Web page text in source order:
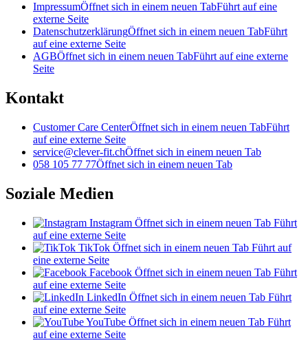
ImpressumÖffnet sich in einem neuen TabFührt auf eine
externe Seite
DatenschutzerklärungÖffnet sich in einem neuen TabFührt
auf eine externe Seite
AGBÖffnet sich in einem neuen TabFührt auf eine externe
Seite
Kontakt
Customer Care CenterÖffnet sich in einem neuen TabFührt
auf eine externe Seite
service@clever-fit.chÖffnet sich in einem neuen Tab
058 105 77 77Öffnet sich in einem neuen Tab
Soziale Medien
Instagram Öffnet sich in einem neuen Tab Führt
auf eine externe Seite
TikTok Öffnet sich in einem neuen Tab Führt auf
eine externe Seite
Facebook Öffnet sich in einem neuen Tab Führt
auf eine externe Seite
LinkedIn Öffnet sich in einem neuen Tab Führt
auf eine externe Seite
YouTube Öffnet sich in einem neuen Tab Führt
auf eine externe Seite